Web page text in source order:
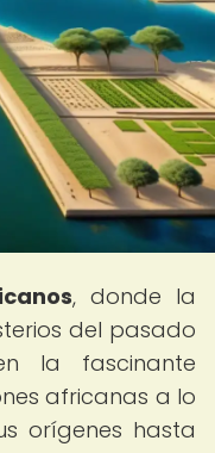
, donde la
del pasado
la fascinante
africanas a lo
orígenes hasta